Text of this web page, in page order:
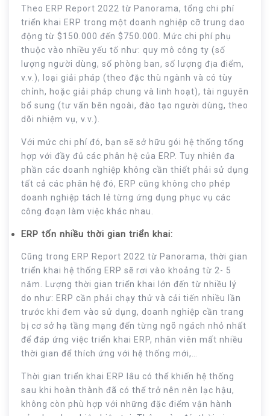
Theo ERP Report 2022 từ Panorama, tổng chi phí
triển khai ERP trong một doanh nghiệp cỡ trung dao
động từ $150.000 đến $750.000. Mức chi phí phụ
thuộc vào nhiều yếu tố như: quy mô công ty (số
lượng người dùng, số phòng ban, số lượng địa điểm,
v.v.), loại giải pháp (theo đặc thù ngành và có tùy
chỉnh, hoặc giải pháp chung và linh hoạt), tài nguyên
bổ sung (tư vấn bên ngoài, đào tạo người dùng, theo
dõi nhiệm vụ, v.v.).
Với mức chi phí đó, bạn sẽ sở hữu gói hệ thống tổng
hợp với đầy đủ các phân hệ của ERP. Tuy nhiên đa
phần các doanh nghiệp không cần thiết phải sử dụng
tất cả các phân hệ đó, ERP cũng không cho phép
doanh nghiệp tách lẻ từng ứng dụng phục vụ các
công đoạn làm việc khác nhau.
ERP tốn nhiều thời gian triển khai:
Cũng trong ERP Report 2022 từ Panorama, thời gian
triển khai hệ thống ERP sẽ rơi vào khoảng từ 2- 5
năm. Lượng thời gian triển khai lớn đến từ nhiều lý
do như: ERP cần phải chạy thử và cải tiến nhiều lần
trước khi đem vào sử dụng, doanh nghiệp cần trang
bị cơ sở hạ tầng mạng đến từng ngõ ngách nhỏ nhất
để đáp ứng việc triển khai ERP, nhân viên mất nhiều
thời gian để thích ứng với hệ thống mới,…
Thời gian triển khai ERP lâu có thể khiến hệ thống
sau khi hoàn thành đã có thể trở nên nên lạc hậu,
không còn phù hợp với những đặc điểm vận hành